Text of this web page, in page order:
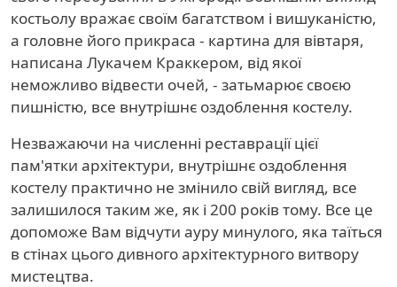
костьолу вражає своїм багатством і вишуканістю,
а головне його прикраса - картина для вівтаря,
написана Лукачем Краккером, від якої
неможливо відвести очей, - затьмарює своєю
пишністю, все внутрішнє оздоблення костелу.
Незважаючи на численні реставрації цієї
пам'ятки архітектури, внутрішнє оздоблення
костелу практично не змінило свій вигляд, все
залишилося таким же, як і 200 років тому. Все це
допоможе Вам відчути ауру минулого, яка таїться
в стінах цього дивного архітектурного витвору
мистецтва.